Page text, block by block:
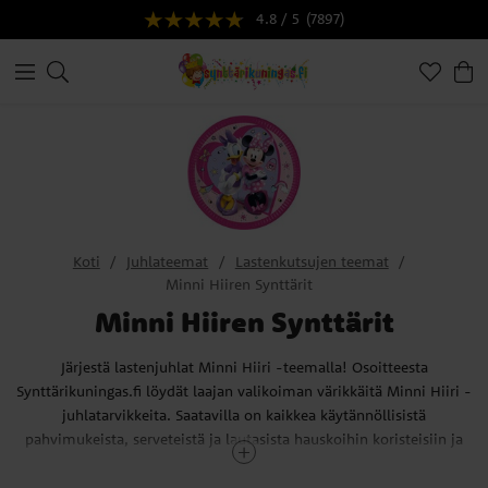
4.8 / 5 (7897)
Koti Juhlateemat
Lastenkutsujen teemat
Minni Hiiren Synttärit
Minni Hiiren Synttärit
Järjestä lastenjuhlat Minni Hiiri -teemalla! Osoitteesta
Synttärikuningas.fi löydät laajan valikoiman värikkäitä Minni Hiiri -
juhlatarvikkeita. Saatavilla on kaikkea käytännöllisistä
pahvimukeista, serveteistä ja lautasista hauskoihin koristeisiin ja
ilmapalloihin Minnin kuvalla. Teetkö kakun juhliin?